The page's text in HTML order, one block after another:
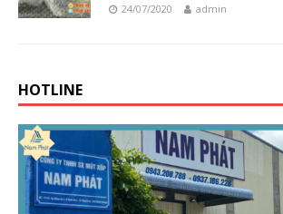
24/07/2020 admin
HOTLINE